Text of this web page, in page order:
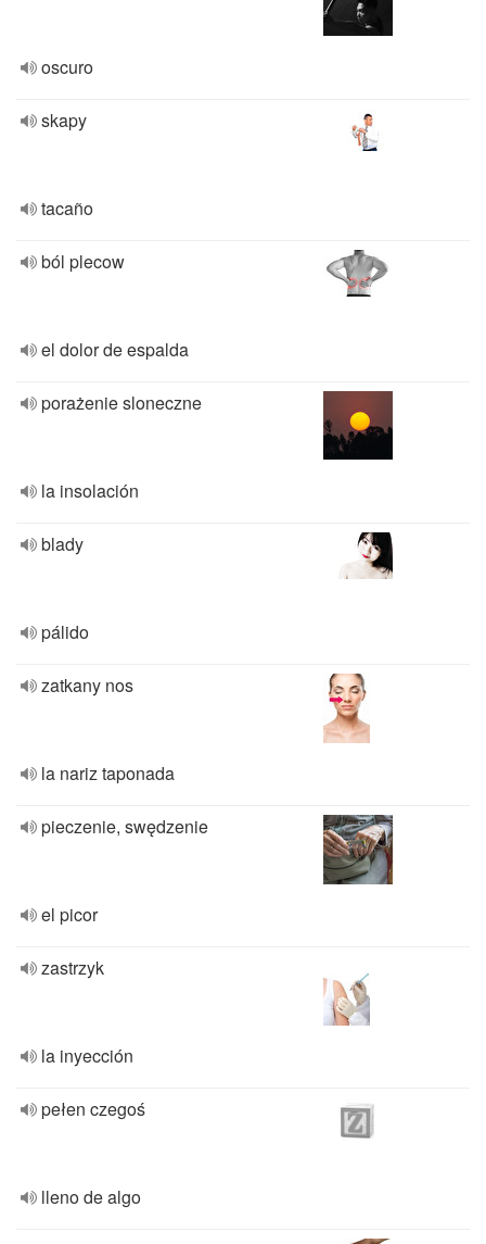
oscuro
skapy
tacaño
ból plecow
el dolor de espalda
porażenie sloneczne
la insolación
blady
pálido
zatkany nos
la nariz taponada
pieczenie, swędzenie
el picor
zastrzyk
la inyección
pełen czegoś
lleno de algo